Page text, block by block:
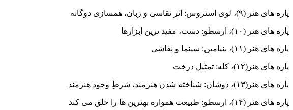
پاره های هنر (۹)، لوی استروس: اثر نقاسی و زبان، همسازی دوگانه
پاره های هنر (۱۰)، ارسطو: دست، مفید ترین ابزارها
پاره های هنر (۱۱)، بنیامین: سینما و نقاشی
پاره های هنر(۱۲)، کله: تمثیل درخت
پاره های هنر(۱۳)، دوشان: شناخته شدن هنرمند، شرطِ وجود هنرمند
پاره های هنر (۱۴)، ارسطو: طبیعت همواره بهترین ها را خلق می کند